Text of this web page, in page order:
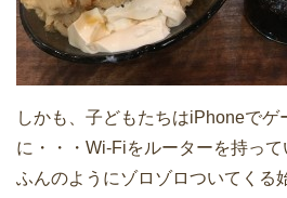
しかも、子どもたちはiPhoneでゲ
に・・・Wi-Fiをルーターを持っ
ふんのようにゾロゾロついてくる